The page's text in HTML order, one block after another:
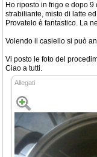
Ho riposto in frigo e dopo
strabiliante, misto di latte
Provatelo è fantastico. La
Volendo il casiello si può
Vi posto le foto del
Ciao a tutti.
Allegati